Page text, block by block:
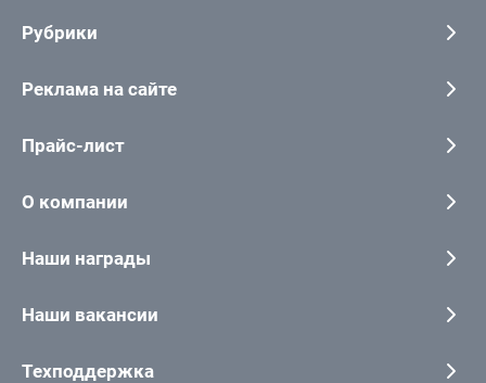
Рубрики
Реклама на сайте
Прайс-лист
О компании
Наши награды
Наши вакансии
Техподдержка